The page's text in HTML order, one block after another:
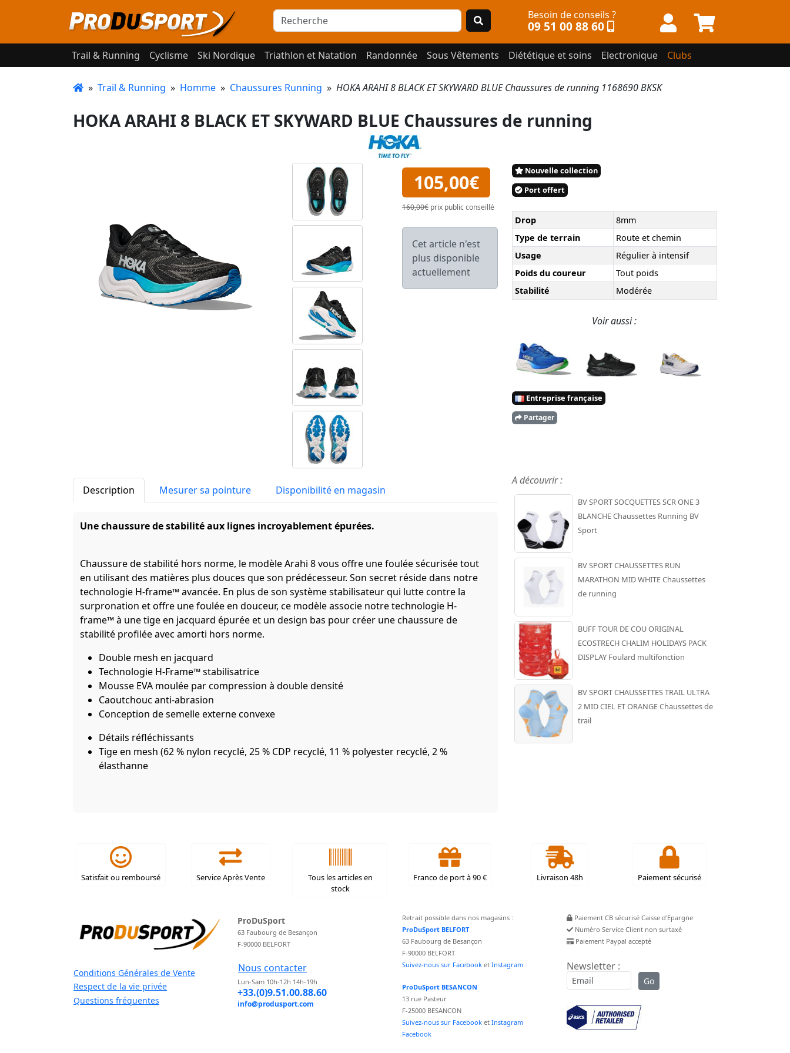
Besoin de conseils ?
09 51 00 88 60
Trail & Running Cyclisme Ski Nordique Triathlon et Natation Randonnée Sous Vêtements Diététique et soins Electronique Clubs
» Trail & Running » Homme » Chaussures Running » HOKA ARAHI 8 BLACK ET SKYWARD BLUE Chaussures de running 1168690 BKSK
HOKA ARAHI 8 BLACK ET SKYWARD BLUE Chaussures de running
105,00€
160,00€ prix public conseillé
Cet article n'est
plus disponible
actuellement
Nouvelle collection
Port offert
Drop
8mm
Type de terrain
Route et chemin
Usage
Régulier à intensif
Poids du coureur
Tout poids
Stabilité
Modérée
Voir aussi :
Entreprise française
Partager
Description Mesurer sa pointure Disponibilité en magasin
Une chaussure de stabilité aux lignes incroyablement épurées.
Chaussure de stabilité hors norme, le modèle Arahi 8 vous offre une foulée sécurisée tout
en utilisant des matières plus douces que son prédécesseur. Son secret réside dans notre
technologie H-frame™ avancée. En plus de son système stabilisateur qui lutte contre la
surpronation et offre une foulée en douceur, ce modèle associe notre technologie H-
frame™ à une tige en jacquard épurée et un design bas pour créer une chaussure de
stabilité profilée avec amorti hors norme.
Double mesh en jacquard
Technologie H-Frame™ stabilisatrice
Mousse EVA moulée par compression à double densité
Caoutchouc anti-abrasion
Conception de semelle externe convexe
Détails réfléchissants
Tige en mesh (62 % nylon recyclé, 25 % CDP recyclé, 11 % polyester recyclé, 2 %
élasthanne
A découvrir :
BV SPORT SOCQUETTES SCR ONE 3
BLANCHE Chaussettes Running BV
Sport
BV SPORT CHAUSSETTES RUN
MARATHON MID WHITE Chaussettes
de running
BUFF TOUR DE COU ORIGINAL
ECOSTRECH CHALIM HOLIDAYS PACK
DISPLAY Foulard multifonction
BV SPORT CHAUSSETTES TRAIL ULTRA
2 MID CIEL ET ORANGE Chaussettes de
trail
Satisfait ou remboursé Service Après Vente
Tous les articles en
stock
Franco de port à 90 € Livraison 48h Paiement sécurisé
Conditions Générales de Vente
Respect de la vie privée
Questions fréquentes
ProDuSport
63 Faubourg de Besançon
F-90000 BELFORT
Nous contacter
Lun-Sam 10h-12h 14h-19h
+33.(0)9.51.00.88.60
info@produsport.com
Retrait possible dans nos magasins :
ProDuSport BELFORT
63 Faubourg de Besançon
F-90000 BELFORT
Suivez-nous sur Facebook et Instagram
ProDuSport BESANCON
13 rue Pasteur
F-25000 BESANCON
Suivez-nous sur Facebook et Instagram
Facebook
Paiement CB sécurisé Caisse d'Epargne
Numéro Service Client non surtaxé
Paiement Paypal accepté
Newsletter :